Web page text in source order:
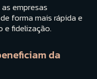
empresas
forma mais rápida e
e fidelização.
da